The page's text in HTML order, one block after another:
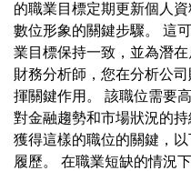
的職業目標定期更新個人
數位形象的關鍵步驟。 這
業目標保持一致，並為潛
財務分析師，您在分析公
揮關鍵作用。 該職位需要
對金融趨勢和市場狀況的
獲得這樣的職位的關鍵，
履歷。 在職業短缺的情況